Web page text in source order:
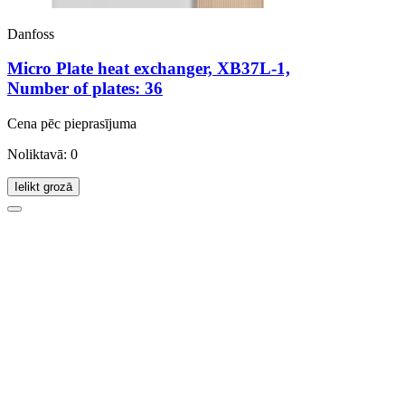
Danfoss
Micro Plate heat exchanger, XB37L-1,
Number of plates: 36
Cena pēc pieprasījuma
Noliktavā: 0
Ielikt grozā